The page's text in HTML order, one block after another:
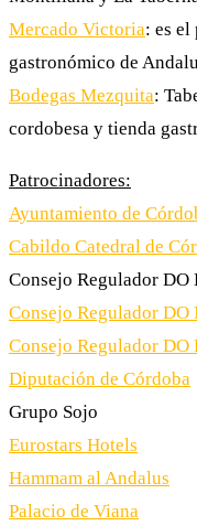
Mercado Victoria: es
gastronómico de
Bodegas Mezquita:
cordobesa y tienda
Patrocinadores:
Ayuntamiento de
Cabildo Catedral de
Consejo Regulador DO
Consejo Regulador
Consejo Regulador DO
Diputación de Córdoba
Grupo Sojo
Eurostars Hotels
Hammam al Andalus
Palacio de Viana